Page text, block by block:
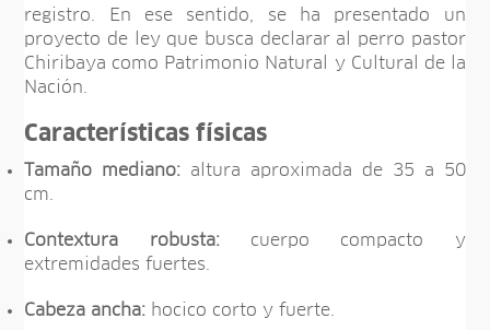
registro. En ese sentido, se ha presentado un
proyecto de ley que busca declarar al perro pastor
Chiribaya como Patrimonio Natural y Cultural de la
Nación.
Características físicas
Tamaño mediano: altura aproximada de 35 a 50
cm.
Contextura robusta:cuerpo compacto y
extremidades fuertes.
Cabeza ancha: hocico corto y fuerte.